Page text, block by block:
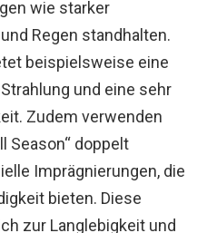
wie starker
Regen standhalten.
beispielsweise eine
und eine sehr
Zudem verwenden
Season“ doppelt
Imprägnierungen, die
bieten. Diese
zur Langlebigkeit und